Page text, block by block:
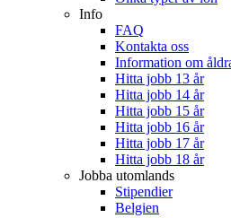
Info
FAQ
Kontakta oss
Information om
Hitta jobb 13 år
Hitta jobb 14 år
Hitta jobb 15 år
Hitta jobb 16 år
Hitta jobb 17 år
Hitta jobb 18 år
Jobba utomlands
Stipendier
Belgien